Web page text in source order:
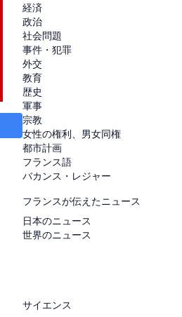
経済
政治
社会問題
事件・犯罪
外交
教育
歴史
軍事
宗教
女性の権利、男女同権
都市計画
フランス語
バカンス・レジャー
フランスが伝えたニュース
日本のニュース
世界のニュース
サイエンス